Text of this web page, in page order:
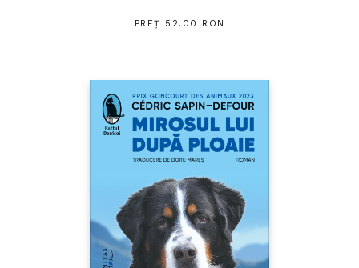
PREȚ 52.00 RON